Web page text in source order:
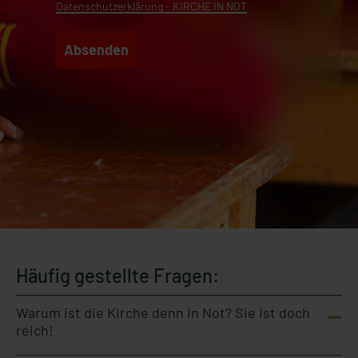
Datenschutzerklärung - KIRCHE IN NOT
Absenden
Häufig gestellte Fragen:
Warum ist die Kirche denn in Not? Sie ist doch
reich!